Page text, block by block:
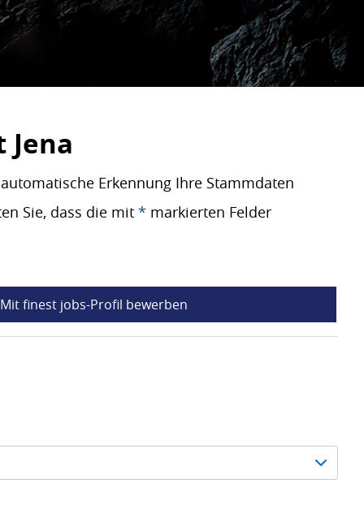
Erkennung Ihre Stammdaten
Sie, dass die mit * markierten Felder
Mit finest jobs-Profil bewerben